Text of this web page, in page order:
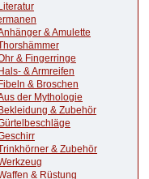
Literatur
& Amulette
& Fingerringe
Hals- & Armreifen
Fibeln & Broschen
der Mythologie
Bekleidung & Zubehör
& Zubehör
& Rüstung